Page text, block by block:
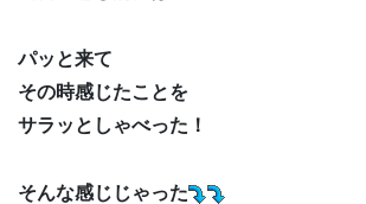
パッと来て
その時感じたことを
サラッとしゃべった！
そんな感じじゃった